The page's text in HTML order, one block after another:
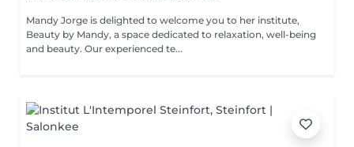
Mandy Jorge is delighted to welcome you to her institute,
Beauty by Mandy, a space dedicated to relaxation, well-being
and beauty. Our experienced te...